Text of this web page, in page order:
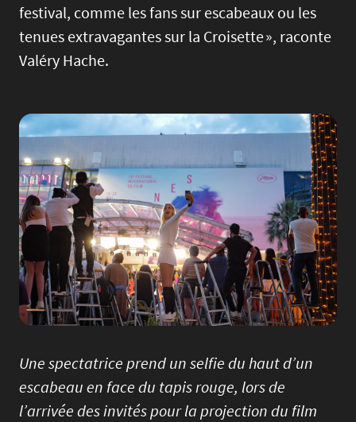
festival, comme les fans sur escabeaux ou les
tenues extravagantes sur la Croisette », raconte
Valéry Hache.
Image
Une spectatrice prend un selfie du haut d’un
escabeau en face du tapis rouge, lors de
l’arrivée des invités pour la projection du film